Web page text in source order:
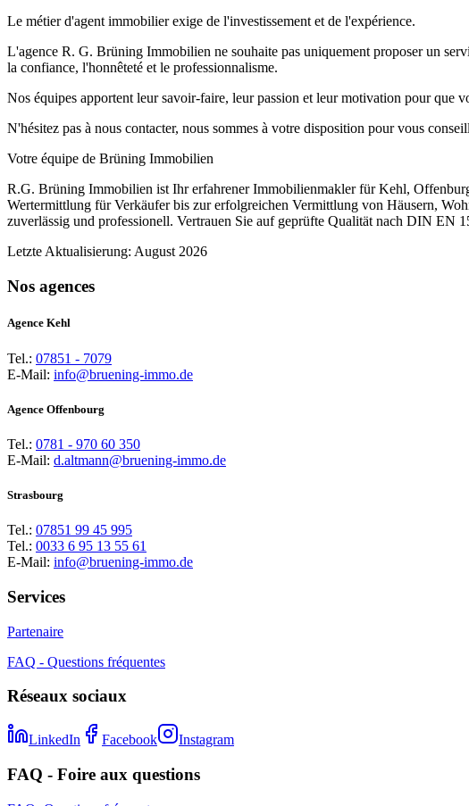
Le métier d'agent immobilier exige de l'investissement et de l'expérience.
L'agence R. G. Brüning Immobilien ne souhaite pas uniquement proposer un
la confiance, l'honnêteté et le professionnalisme.
Nos équipes apportent leur savoir-faire, leur passion et leur motivation pour que
N'hésitez pas à nous contacter, nous sommes à votre disposition pour vous
Votre équipe de Brüning Immobilien
R.G. Brüning Immobilien ist Ihr erfahrener Immobilienmakler für Kehl,
Wertermittlung für Verkäufer bis zur erfolgreichen Vermittlung von Häusern,
zuverlässig und professionell. Vertrauen Sie auf geprüfte Qualität nach DIN EN
Letzte Aktualisierung: August 2026
Nos agences
Agence Kehl
Tel.: 07851 - 7079
E-Mail: info@bruening-immo.de
Agence Offenbourg
Tel.: 0781 - 970 60 350
E-Mail: d.altmann@bruening-immo.de
Strasbourg
Tel.: 07851 99 45 995
Tel.: 0033 6 95 13 55 61
E-Mail: info@bruening-immo.de
Services
Partenaire
FAQ - Questions fréquentes
Réseaux sociaux
LinkedIn Facebook Instagram
FAQ - Foire aux questions